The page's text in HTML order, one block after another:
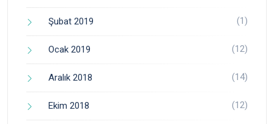
Şubat 2019 (1)
Ocak 2019 (12)
Aralık 2018 (14)
Ekim 2018 (12)